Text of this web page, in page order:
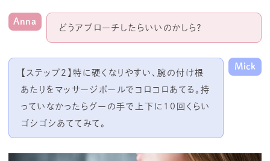
Anna
どうアプローチしたらいいのかしら？
【ステップ 2 】特に硬くなりやすい、腕の付け根
あたりをマッサージボールでコロコロあてる。持
っていなかったらグーの手で上下に 10 回くらい
ゴシゴシあててみて。
Mick